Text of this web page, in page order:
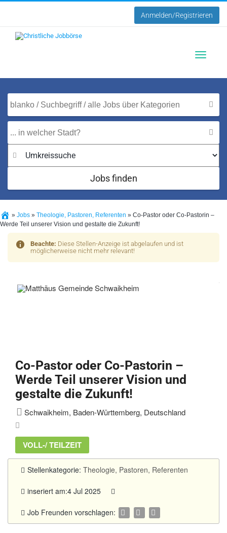
Anmelden/Registrieren
Jobs finden
» Jobs » Theologie, Pastoren, Referenten » Co-Pastor oder Co-Pastorin –
Werde Teil unserer Vision und gestalte die Zukunft!
Beachte: Diese Stellen-Anzeige ist abgelaufen und ist
möglicherweise nicht mehr relevant!
Co-Pastor oder Co-Pastorin –
Werde Teil unserer Vision und
gestalte die Zukunft!
Schwaikheim, Baden-Württemberg, Deutschland
VOLL-/ TEILZEIT
Stellenkategorie: Theologie, Pastoren, Referenten
inseriert am:4 Jul 2025
Job Freunden vorschlagen: